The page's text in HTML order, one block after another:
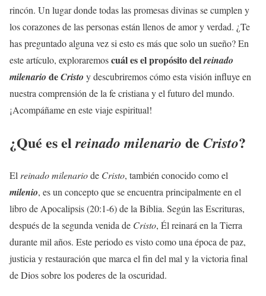
rincón. Un lugar donde todas las promesas divinas se cumplen y
los corazones de las personas están llenos de amor y verdad. ¿Te
has preguntado alguna vez si esto es más que solo un sueño? En
este artículo, exploraremoscuál es el propósito delreinado
milenario deCristo y descubriremos cómo esta visión influye en
nuestra comprensión de la fe cristiana y el futuro del mundo.
¡Acompáñame en este viaje espiritual!
¿Qué es elreinado milenario de Cristo?
El reinado milenariode Cristo, también conocido como el
milenio, es un concepto que se encuentra principalmente en el
libro de Apocalipsis (20:1-6) de la Biblia. Según las Escrituras,
después de la segunda venida de Cristo, Él reinará en la Tierra
durante mil años. Este periodo es visto como una época de paz,
justicia y restauración que marca el fin del mal y la victoria final
de Dios sobre los poderes de la oscuridad.